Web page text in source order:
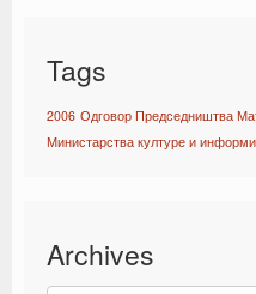
Tags
2006 Одговор Председништва
Министарства културе и
Archives